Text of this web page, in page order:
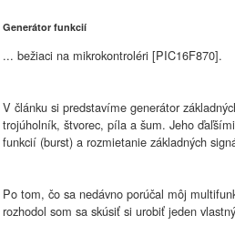
Generátor funkcií
... bežiaci na mikrokontroléri [PIC16F870].
V článku si predstavíme generátor
trojúholník, štvorec, píla a šum. Jeho
funkcií (burst) a rozmietanie základných
Po tom, čo sa nedávno porúčal môj
rozhodol som sa skúsiť si urobiť jeden